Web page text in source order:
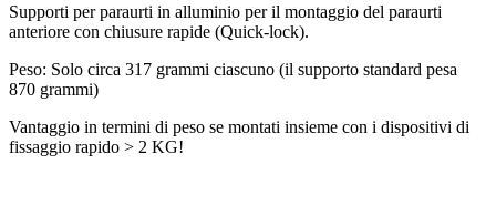
Supporti per paraurti in alluminio per il montaggio del paraurti
anteriore con chiusure rapide (Quick-lock).
Peso: Solo circa 317 grammi ciascuno (il supporto standard pesa
870 grammi)
Vantaggio in termini di peso se montati insieme con i dispositivi di
fissaggio rapido > 2 KG!